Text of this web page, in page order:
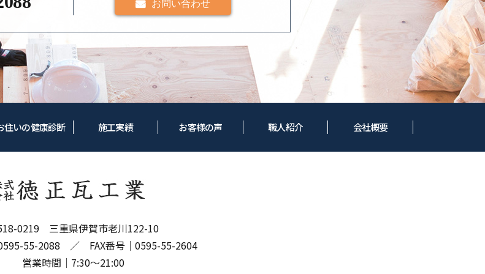
お問い合わせ
住いの健康診断 施工実績 お客様の声 職人紹介 会社概要
0219 三重県伊賀市老川122-10
55-2088 ／ FAX番号｜0595-55-2604
営業時間｜7:30～21:00